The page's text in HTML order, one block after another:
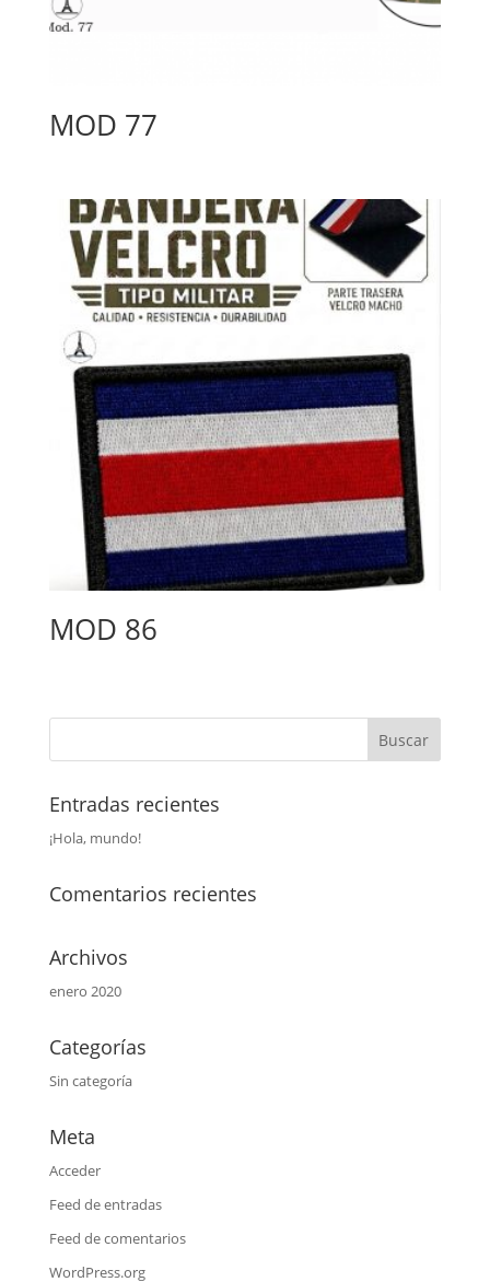
MOD 77
MOD 86
Entradas recientes
¡Hola, mundo!
Comentarios recientes
Archivos
enero 2020
Categorías
Sin categoría
Meta
Acceder
Feed de entradas
Feed de comentarios
WordPress.org